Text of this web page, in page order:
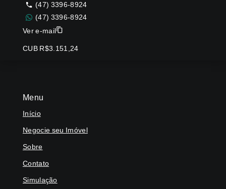
Menu
Início
Negocie seu Imóvel
Sobre
Contato
Simulação
(47) 3396-8924
(47) 3396-8924
Ver e-mail
CUB R$3.151,24